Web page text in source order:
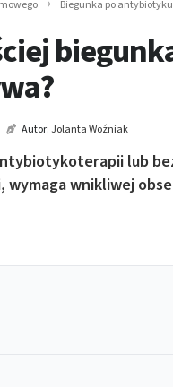
Biegunka po
Autor:Jolanta Woźniak
lub
wnikliwej